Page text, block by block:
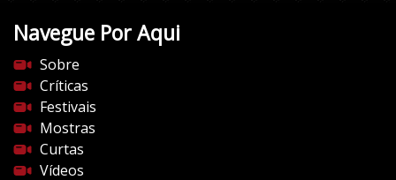
e
d
o
c
i
n
Navegue Por Aqui
Sobre
Críticas
Festivais
Mostras
Curtas
Vídeos